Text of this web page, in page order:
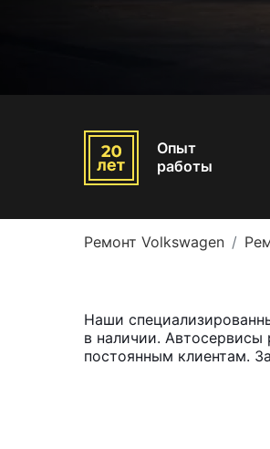
Опыт
работы
Ремонт Volkswagen
Наши
в наличии.
постоянным клиентам.